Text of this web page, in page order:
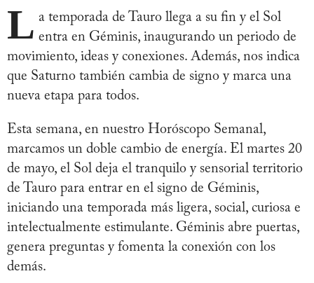
L a temporada de Tauro llega a su fin y el Sol
entra en Géminis, inaugurando un periodo de
movimiento, ideas y conexiones. Además, nos indica
que Saturno también cambia de signo y marca una
nueva etapa para todos.
Esta semana, en nuestro Horóscopo Semanal,
marcamos un doble cambio de energía. El martes 20
de mayo, el Sol deja el tranquilo y sensorial territorio
de Tauro para entrar en el signo de Géminis,
iniciando una temporada más ligera, social, curiosa e
intelectualmente estimulante. Géminis abre puertas,
genera preguntas y fomenta la conexión con los
demás.